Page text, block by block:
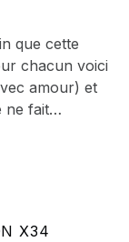
que cette
chacun voici
amour) et
ne fait…
X34